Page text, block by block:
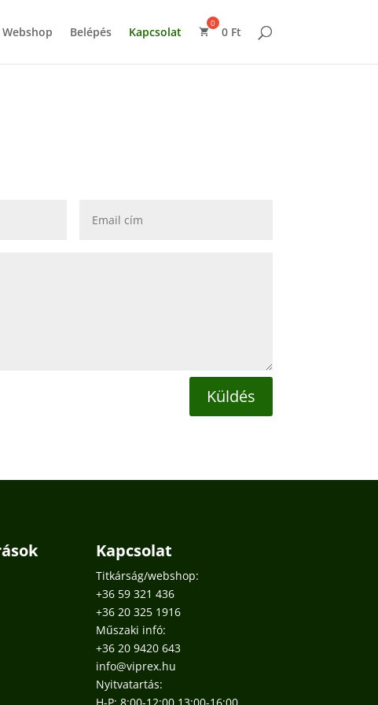
Webshop Belépés Kapcsolat 0 Ft
Küldés
Kapcsolat
Titkárság/webshop:
+36 59 321 436
+36 20 325 1916
Műszaki infó:
+36 20 9420 643
info@viprex.hu
Nyitvatartás: